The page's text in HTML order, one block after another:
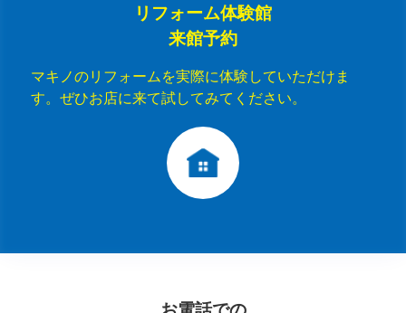
リフォーム体験館
来館予約
マキノのリフォームを実際に体験していただけま
す。ぜひお店に来て試してみてください。